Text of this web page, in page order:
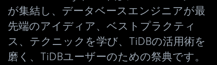
が集結し、データベースエンジニアが最
先端のアイディア、ベストプラクティ
ス、テクニックを学び、TiDBの活用術を
磨く、TiDBユーザーのための祭典です。